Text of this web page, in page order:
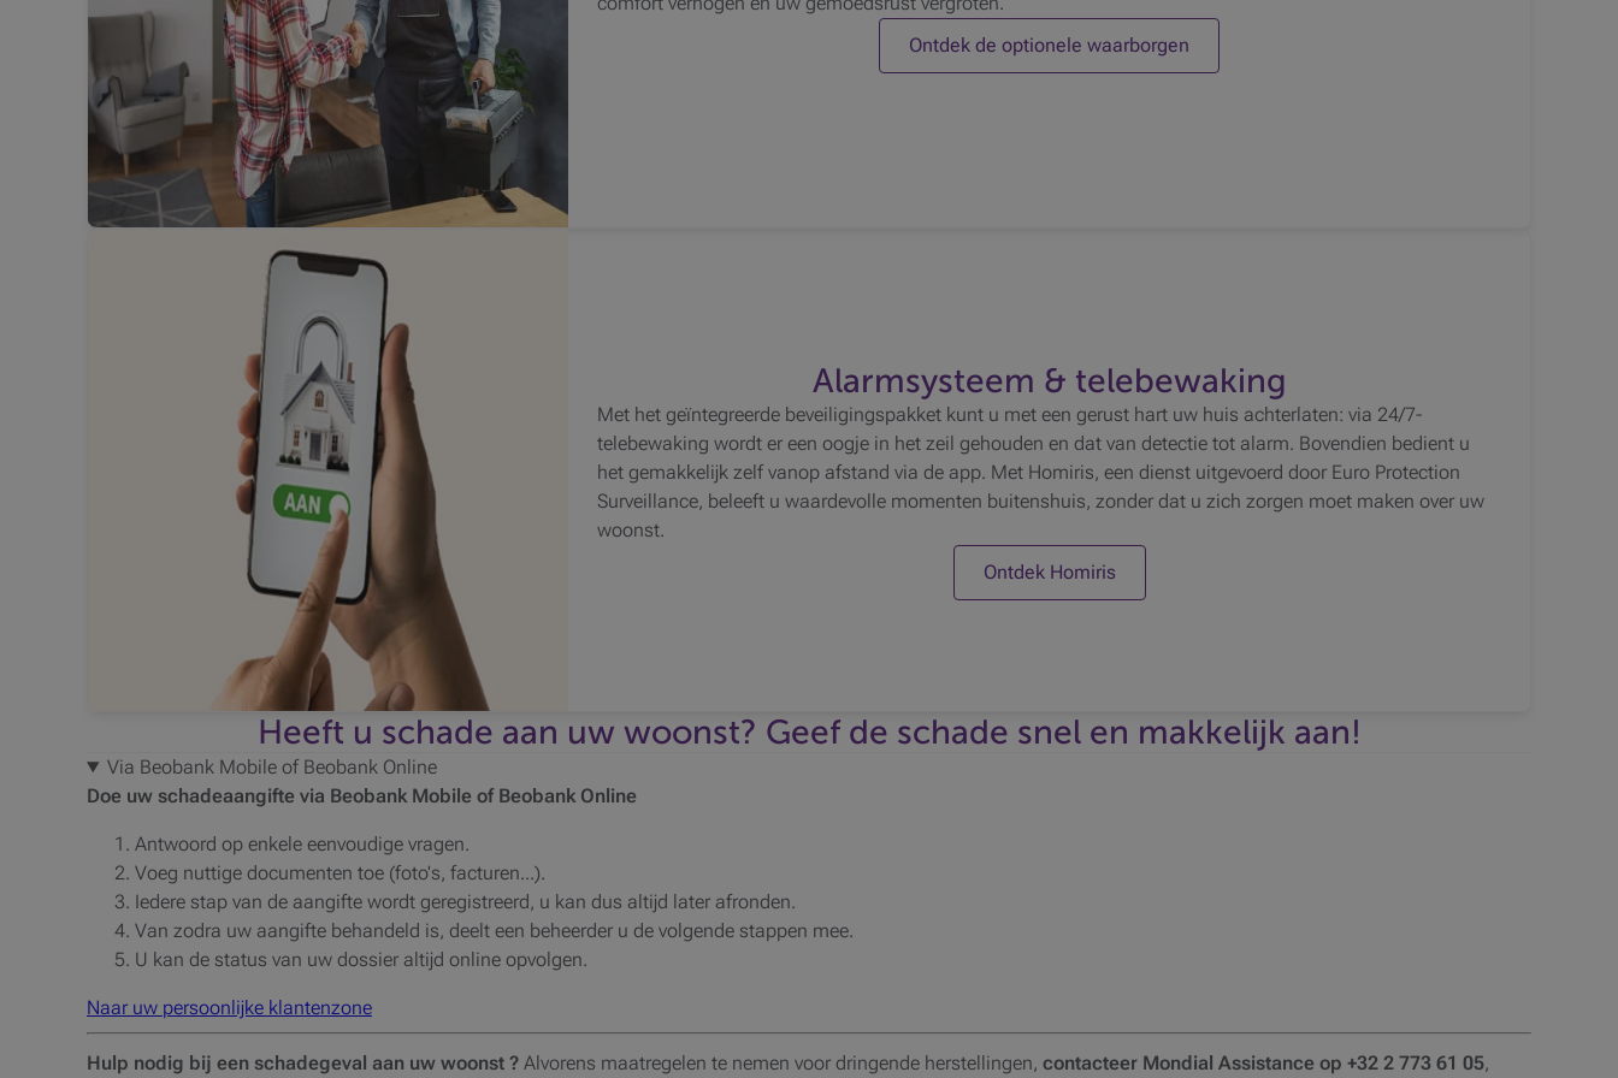
Ontdek de optionele waarborgen
Alarmsysteem & telebewaking
Met het geïntegreerde beveiligingspakket kunt u met een gerust hart uw huis achterlaten: via 24/7-
telebewaking wordt er een oogje in het zeil gehouden en dat van detectie tot alarm. Bovendien bedient u
het gemakkelijk zelf vanop afstand via de app. Met Homiris, een dienst uitgevoerd door Euro Protection
Surveillance, beleeft u waardevolle momenten buitenshuis, zonder dat u zich zorgen moet maken over uw
woonst.
Ontdek Homiris
Heeft u schade aan uw woonst? Geef de schade snel en makkelijk aan!
Via Beobank Mobile of Beobank Online
Doe uw schadeaangifte via Beobank Mobile of Beobank Online
Antwoord op enkele eenvoudige vragen.
Voeg nuttige documenten toe (foto's, facturen...).
Iedere stap van de aangifte wordt geregistreerd, u kan dus altijd later afronden.
Van zodra uw aangifte behandeld is, deelt een beheerder u de volgende stappen mee.
U kan de status van uw dossier altijd online opvolgen.
Naar uw persoonlijke klantenzone
Hulp nodig bij een schadegeval aan uw woonst ? Alvorens maatregelen te nemen voor dringende herstellingen, contacteer Mondial Assistance op +32 2 773 61 05,